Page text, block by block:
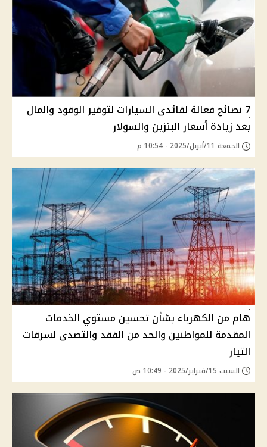
7 نصائح فعالة لقائدي السيارات لتوفير الوقود والمال
بعد زيادة أسعار البنزين والسولار
الجمعة 11/أبريل/2025 - 10:54 م
هام من الكهرباء بشأن تحسين مستوي الخدمات
المقدمة للمواطنين والحد من الفقد والتصدى لسرقات
التيار
السبت 15/فبراير/2025 - 10:49 ص